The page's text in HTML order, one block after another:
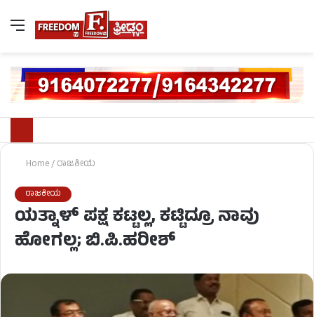
Home/ರಾಜಕೀಯ
ರಾಜಕೀಯ
ಯತ್ನಾಳ್ ಪಕ್ಷ ಕಟ್ಟಲ್ಲ, ಕಟ್ಟಿದ್ರೂ ನಾವು
ಹೋಗಲ್ಲ; ಬಿ.ಪಿ.ಹರೀಶ್